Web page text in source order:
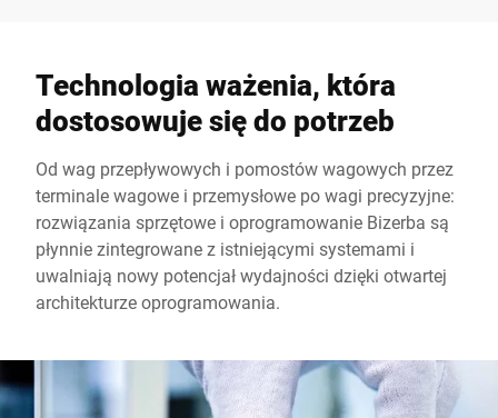
Technologia ważenia, która
dostosowuje się do potrzeb
Od wag przepływowych i pomostów wagowych przez
terminale wagowe i przemysłowe po wagi precyzyjne:
rozwiązania sprzętowe i oprogramowanie Bizerba są
płynnie zintegrowane z istniejącymi systemami i
uwalniają nowy potencjał wydajności dzięki otwartej
architekturze oprogramowania.